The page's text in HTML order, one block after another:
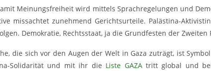
Meinungsfreiheit wird mittels Sprachregelungen und
missachtet zunehmend Gerichtsurteile. Palästina-
Demokratie, Rechtsstaat, ja die Grundfesten der Zweiten
die sich vor den Augen der Welt in Gaza zuträgt, ist
Solidarität und mit ihr die Liste GAZAtritt global und